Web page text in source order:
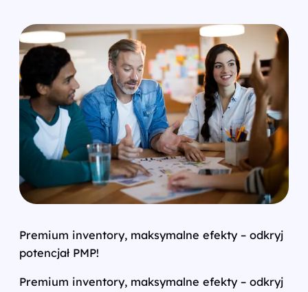
Premium inventory, maksymalne efekty – odkryj
potencjał PMP!
Premium inventory, maksymalne efekty – odkryj